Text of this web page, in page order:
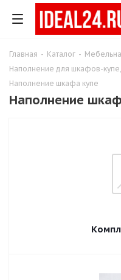
Главная - Каталог -
Наполнение для шкафов-
Наполнение шкафа купе
Наполнение